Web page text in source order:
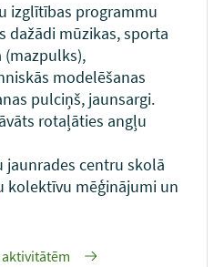
izglītības programmu
dažādi mūzikas, sporta
(mazpulks),
modelēšanas
pulciņš, jaunsargi.
rotaļāties angļu
jaunrades centru skolā
kolektīvu mēģinājumi un